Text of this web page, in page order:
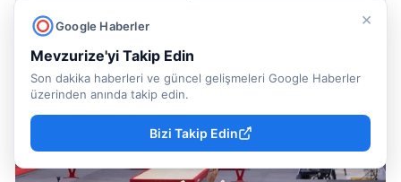
×
Google Haberler
Mevzurize'yi Takip Edin
Son dakika haberleri ve güncel gelişmeleri Google Haberler
üzerinden anında takip edin.
Bizi Takip Edin